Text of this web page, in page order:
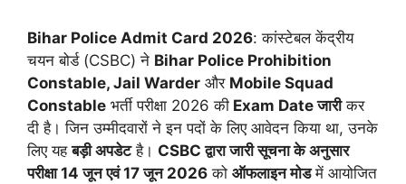
Bihar Police Admit Card 2026: कांस्टेबल केंद्रीय
चयन बोर्ड (CSBC) ने Bihar Police Prohibition
Constable, Jail Warder और Mobile Squad
Constable भर्ती परीक्षा 2026 की Exam Date जारीकर
दी है। जिन उम्मीदवारों ने इन पदों के लिए आवेदन किया था, उनके
लिए यहबड़ी अपडेटहै। CSBC द्वारा जारी सूचना के अनुसार
परीक्षा 14 जून एवं 17 जून 2026 को ऑफलाइन मोडमें आयोजित